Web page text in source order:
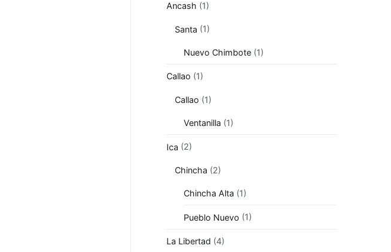
Ancash (1)
Santa (1)
Nuevo Chimbote(1)
Callao (1)
Callao (1)
Ventanilla (1)
Ica (2)
Chincha (2)
Chincha Alta (1)
Pueblo Nuevo (1)
La Libertad (4)